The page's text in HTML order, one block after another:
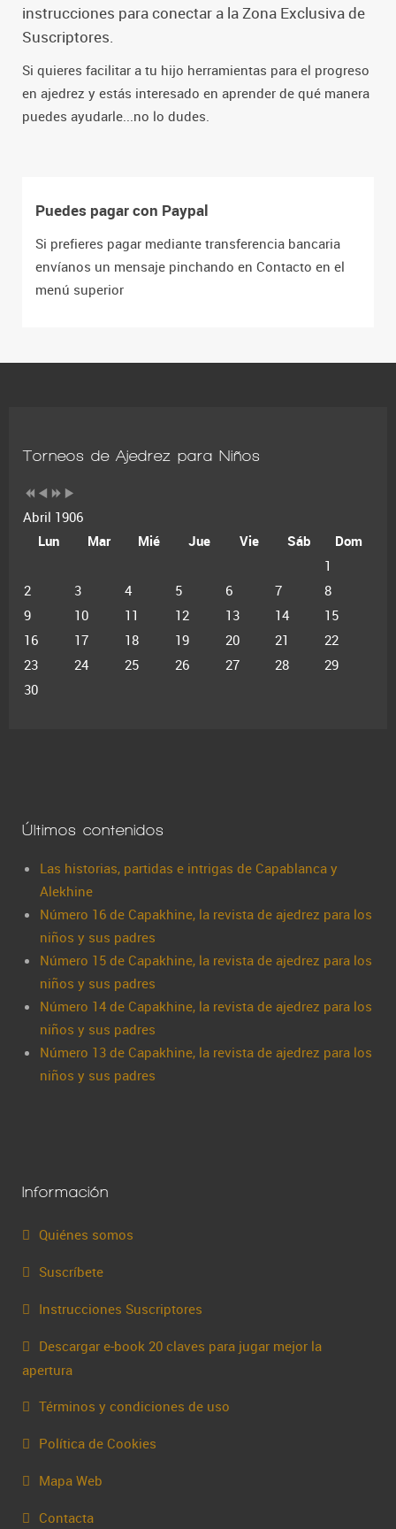
instrucciones para conectar a la Zona Exclusiva de
Suscriptores.
Si quieres facilitar a tu hijo herramientas para el progreso
en ajedrez y estás interesado en aprender de qué manera
puedes ayudarle...no lo dudes.
Puedes pagar con Paypal
Si prefieres pagar mediante transferencia bancaria
envíanos un mensaje pinchando en Contacto en el
menú superior
Torneos de Ajedrez para Niños
Abril 1906
Lun
Mar Mié Jue Vie Sáb
Dom
1
2
3 4 5 6 7
8
9
10 11 12 13 14
15
16
17 18 19 20 21
22
23
24 25 26 27 28
29
30
Últimos contenidos
Las historias, partidas e intrigas de Capablanca y
Alekhine
Número 16 de Capakhine, la revista de ajedrez para los
niños y sus padres
Número 15 de Capakhine, la revista de ajedrez para los
niños y sus padres
Número 14 de Capakhine, la revista de ajedrez para los
niños y sus padres
Número 13 de Capakhine, la revista de ajedrez para los
niños y sus padres
Información
Quiénes somos
Suscríbete
Instrucciones Suscriptores
Descargar e-book 20 claves para jugar mejor la
apertura
Términos y condiciones de uso
Política de Cookies
Mapa Web
Contacta